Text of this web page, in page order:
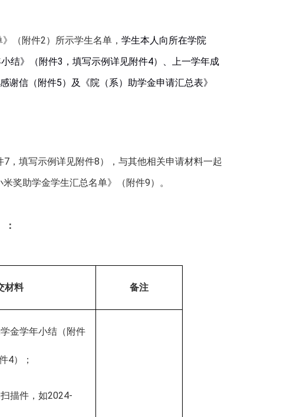
》（附件2）所示学生名单， 学生本人向所在学院
结》（附件3 ，填写示例详见附件4）、上一学年成
感谢信（附件5） 及
《院（系）助学金申请汇总表》
7 ，填写示例详见附件8），与其他相关申请材料一起
米奖助学金学生汇总名单》（附件9）。
：
材料 备注
金学年小结（附件
4）；
描件，如2024-